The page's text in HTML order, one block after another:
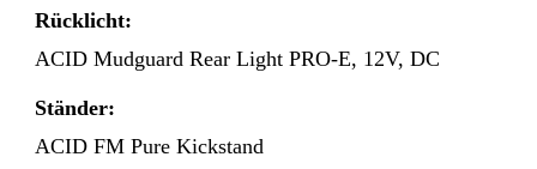
Rücklicht:
ACID Mudguard Rear Light PRO-E, 12V, DC
Ständer:
ACID FM Pure Kickstand